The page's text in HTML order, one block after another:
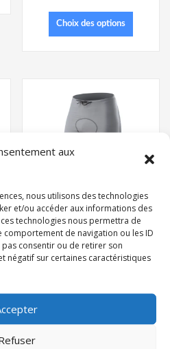
aux
nous utilisons des technologies
et/ou accéder aux informations des
technologies nous permettra de
de navigation ou les ID
pas consentir ou de retirer son
négatif sur certaines caractéristiques
Choix des options